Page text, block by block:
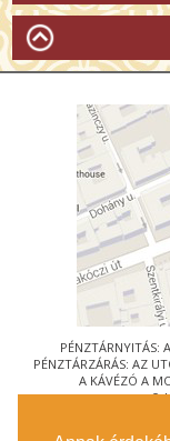
PÉNZTÁRNYITÁS:
PÉNZTÁRZÁRÁS: AZ
A KÁVÉZÓ A
©